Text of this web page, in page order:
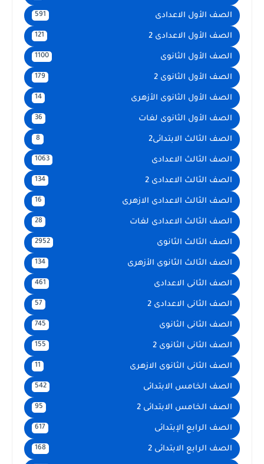
الصف الأول الاعدادى 591
الصف الأول الاعدادى 2 121
الصف الأول الثانوى 1100
الصف الأول الثانوى 2 179
الصف الأول الثانوى الأزهرى 14
الصف الأول الثانوى لغات 36
الصف الثالث الابتدائى2 8
الصف الثالث الاعدادى 1063
الصف الثالث الاعدادى 2 134
الصف الثالث الاعدادى الازهرى 16
الصف الثالث الاعدادى لغات 28
الصف الثالث الثانوى 2952
الصف الثالث الثانوى الأزهرى 134
الصف الثانى الاعدادى 461
الصف الثانى الاعدادى 2 57
الصف الثانى الثانوى 745
الصف الثانى الثانوى 2 155
الصف الثانى الثانوى الازهرى 11
الصف الخامس الابتدائى 542
الصف الخامس الابتدائى 2 95
الصف الرابع الإبتدائى 617
الصف الرابع الابتدائى 2 168